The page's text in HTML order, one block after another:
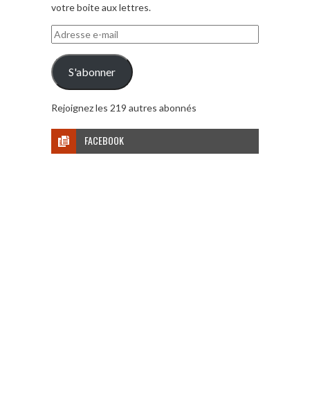
votre boite aux lettres.
Adresse
e-
mail
S'abonner
Rejoignez les 219 autres abonnés
FACEBOOK